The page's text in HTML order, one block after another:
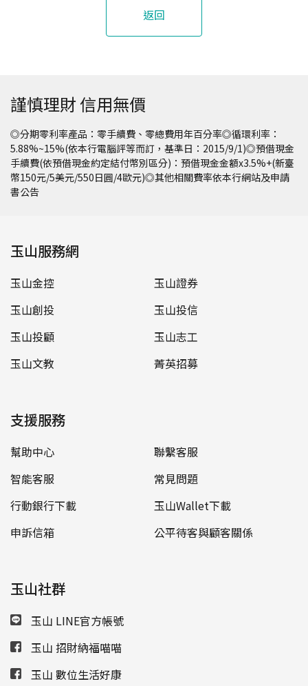
返回
謹慎理財 信用無價
◎分期零利率產品：零手續費、零總費用年百分率◎循環利率：
5.88%~15%(依本行電腦評等而訂，基準日：2015/9/1)◎預借現金
手續費(依預借現金約定結付幣別區分)：預借現金金額x3.5%+(新臺
幣150元/5美元/550日圓/4歐元)◎其他相關費率依本行網站及申請
書公告
玉山服務網
玉山金控
玉山證券
玉山創投
玉山投信
玉山投顧
玉山志工
玉山文教
菁英招募
支援服務
幫助中心
聯繫客服
智能客服
常見問題
行動銀行下載
玉山Wallet下載
申訴信箱
公平待客與顧客關係
玉山社群
玉山 LINE官方帳號
玉山 招財納福喵喵
玉山 數位生活好康